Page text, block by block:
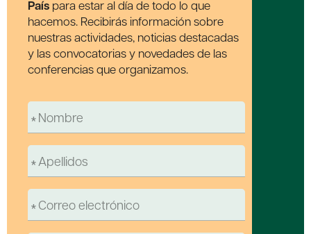
País para estar al día de todo lo que
hacemos. Recibirás información sobre
nuestras actividades, noticias destacadas
y las convocatorias y novedades de las
conferencias que organizamos.